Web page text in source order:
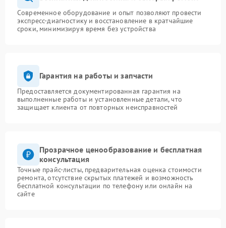
Современное оборудование и опыт позволяют провести
экспресс-диагностику и восстановление в кратчайшие
сроки, минимизируя время без устройства
Гарантия на работы и запчасти
Предоставляется документированная гарантия на
выполненные работы и установленные детали, что
защищает клиента от повторных неисправностей
Прозрачное ценообразование и бесплатная
консультация
Точные прайс-листы, предварительная оценка стоимости
ремонта, отсутствие скрытых платежей и возможность
бесплатной консультации по телефону или онлайн на
сайте